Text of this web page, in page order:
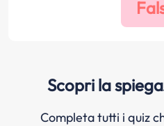
Scopri la
Completa tutti i quiz